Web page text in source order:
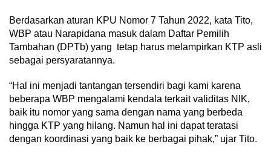
Berdasarkan aturan KPU Nomor 7 Tahun 2022, kata Tito,
WBP atau Narapidana masuk dalam Daftar Pemilih
Tambahan (DPTb) yang tetap harus melampirkan KTP asli
sebagai persyaratannya.
“Hal ini menjadi tantangan tersendiri bagi kami karena
beberapa WBP mengalami kendala terkait validitas NIK,
baik itu nomor yang sama dengan nama yang berbeda
hingga KTP yang hilang. Namun hal ini dapat teratasi
dengan koordinasi yang baik ke berbagai pihak,” ujar Tito.